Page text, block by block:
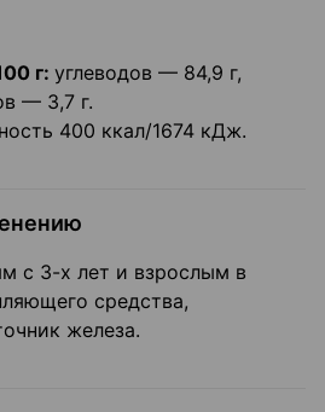
г: углеводов — 84,9 г,
— 3,7 г.
400 ккал/1674 кДж.
с 3-х лет и взрослым в
средства,
железа.